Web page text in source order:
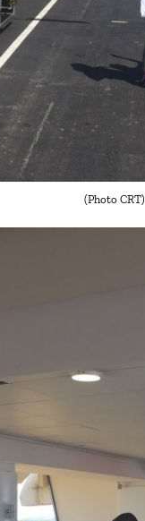
(Photo CRT)